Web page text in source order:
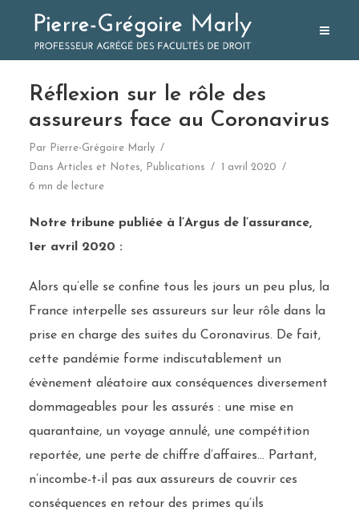
Réflexion sur le rôle des
assureurs face au Coronavirus
Par
Pierre-Grégoire Marly
Dans Articles et Notes, Publications
1 avril 2020
6 mn de lecture
Notre tribune publiée à l’Argus de l’assurance,
1er avril 2020 :
Alors qu’elle se confine tous les jours un peu plus, la
France interpelle ses assureurs sur leur rôle dans la
prise en charge des suites du Coronavirus. De fait,
cette pandémie forme indiscutablement un
évènement aléatoire aux conséquences diversement
dommageables pour les assurés : une mise en
quarantaine, un voyage annulé, une compétition
reportée, une perte de chiffre d’affaires… Partant,
n’incombe-t-il pas aux assureurs de couvrir ces
conséquences en retour des primes qu’ils